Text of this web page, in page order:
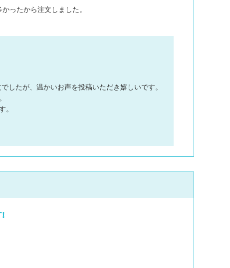
ったから注文しました。
したが、温かいお声を投稿いただき嬉しいです。
。
!